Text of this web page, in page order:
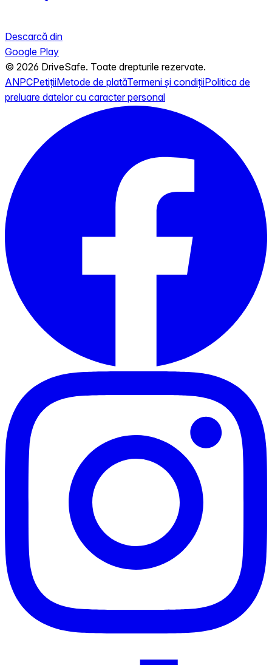
Descarcă din
Google Play
© 2026 DriveSafe. Toate drepturile rezervate.
ANPCPetițiiMetode de platăTermeni și condițiiPolitica de
preluare datelor cu caracter personal